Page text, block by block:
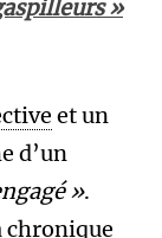
»
et un
d’un
».
chronique